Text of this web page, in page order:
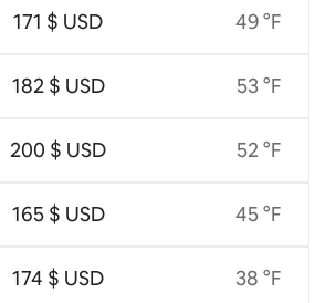
171 $ USD
182 $ USD
200 $ USD
165 $ USD
174 $ USD
49 °F
53 °F
52 °F
45 °F
38 °F